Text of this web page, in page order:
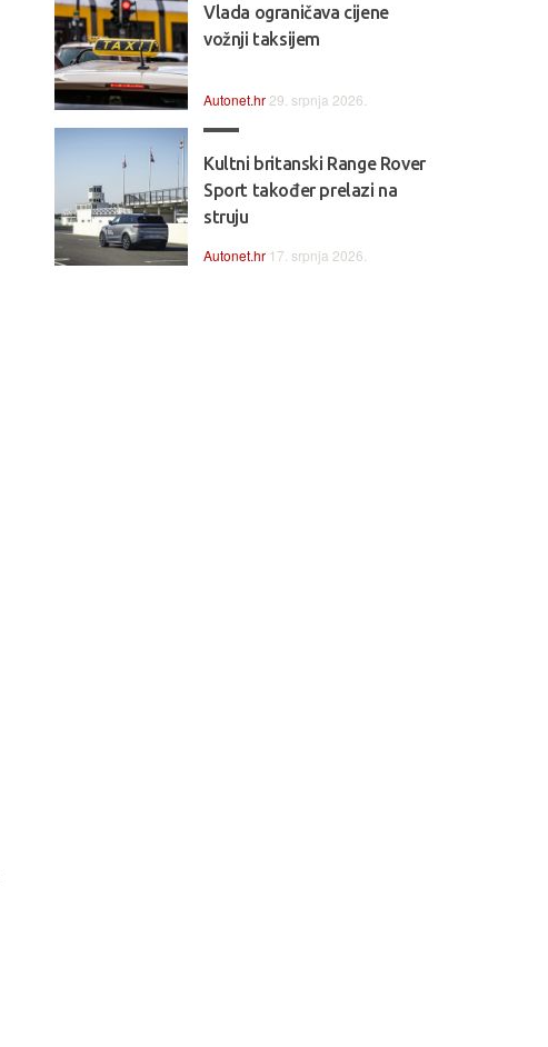
Vlada ograničava cijene
vožnji taksijem
Autonet.hr 29. srpnja 2026.
Kultni britanski Range Rover
Sport također prelazi na
struju
Autonet.hr 17. srpnja 2026.